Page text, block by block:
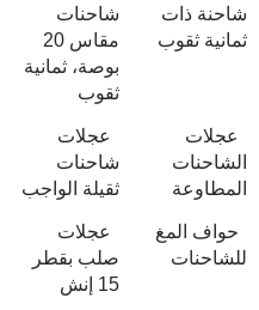
شاحنة ذات
ثمانية ثقوب
شاحنات
مقاس 20
بوصة، ثمانية
ثقوب
عجلات
الشاحنات
المطاوعة
عجلات
شاحنات
ثقيلة الواجب
حواف المغ
للشاحنات
عجلات
صلب بقطر
15 إنش